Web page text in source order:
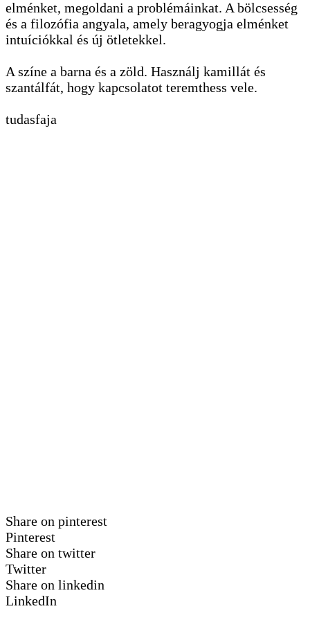
elménket, megoldani a problémáinkat. A bölcsesség
és a filozófia angyala, amely beragyogja elménket
intuíciókkal és új ötletekkel.
A színe a barna és a zöld. Használj kamillát és
szantálfát, hogy kapcsolatot teremthess vele.
tudasfaja
Share on pinterest
Pinterest
Share on twitter
Twitter
Share on linkedin
LinkedIn